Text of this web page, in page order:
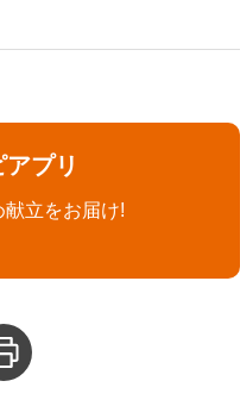
プリ
立をお届け!